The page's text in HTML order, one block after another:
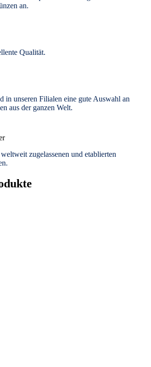
an.
Qualität.
in unseren Filialen eine gute Auswahl an
aus der ganzen Welt.
zugelassenen und etablierten